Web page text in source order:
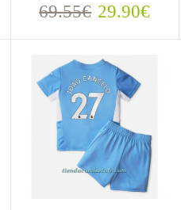
Conjunto
(Camiseta+Pantalón Corto)
Manchester City Joao
Cancelo 7 Primera
Equipación 2022-23 - Niño
69.55€ 29.90€
69.55€ 29.90€